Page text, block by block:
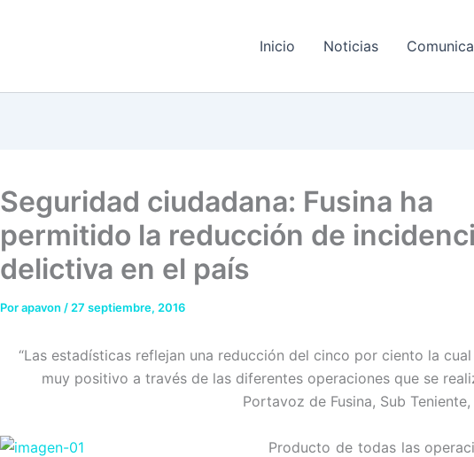
Inicio Noticias
Seguridad ciudadana: Fusina ha
permitido la reducción de
delictiva en el país
Porapavon / 27 septiembre, 2016
“Las estadísticas reflejan una reducción del cinco por ciento la
muy positivo a través de las diferentes operaciones que se
Portavoz de Fusina, Sub
Producto de todas las